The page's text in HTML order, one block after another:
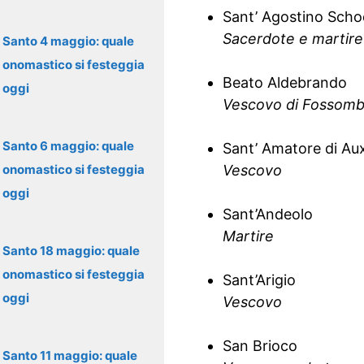
Sant’ Agostino
Sacerdote e martire
Beato Aldebrando
Vescovo di
Sant’ Amatore di
Vescovo
Sant’Andeolo
Martire
Sant’Arigio
Vescovo
San Brioco
Santo 4 maggio: quale
onomastico si festeggia
oggi
Santo 6 maggio: quale
onomastico si festeggia
oggi
Santo 18 maggio: quale
onomastico si festeggia
oggi
Santo 11 maggio: quale